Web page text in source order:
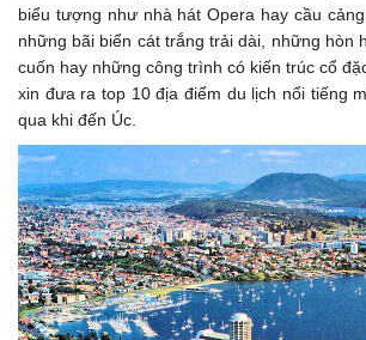
biểu tượng như nhà hát Opera hay cầu
những bãi biển cát trắng trải dài, những hòn
cuốn hay những công trình có kiến trúc cổ
xin đưa ra top 10 địa điểm du lịch nổi tiếng
qua khi đến Úc.